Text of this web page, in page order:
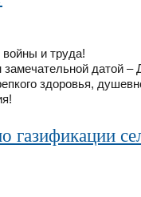
и труда!
замечательной датой
здоровья,